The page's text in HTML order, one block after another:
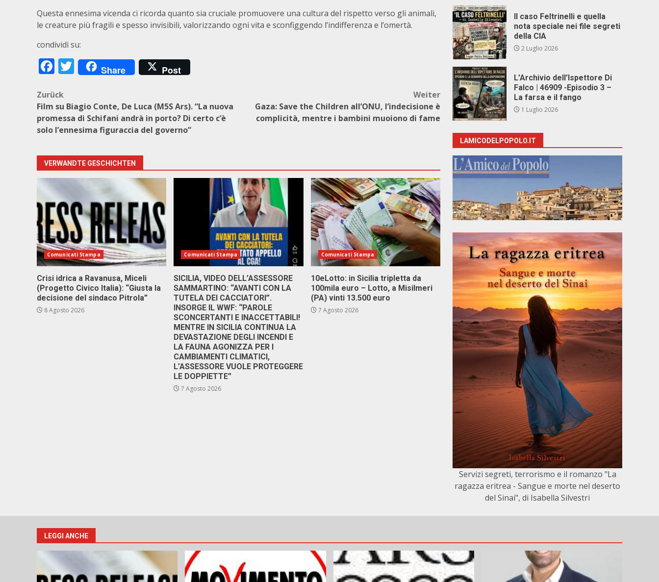
Questa ennesima vicenda ci ricorda quanto sia cruciale promuovere una cultura del rispetto verso gli animali,
le creature più fragili e spesso invisibili, valorizzando ogni vita e sconfiggendo l’indifferenza e l’omertà.
condividi su:
Facebook
Twitter
Share Post
Beitragsnavigation
Zurück
Film su Biagio Conte, De Luca (M5S Ars). “La nuova
promessa di Schifani andrà in porto? Di certo c’è
solo l’ennesima figuraccia del governo”
Weiter
Gaza: Save the Children all’ONU, l’indecisione è
complicità, mentre i bambini muoiono di fame
VERWANDTE GESCHICHTEN
Comunicati Stampa
Crisi idrica a Ravanusa, Miceli
(Progetto Civico Italia): “Giusta la
decisione del sindaco Pitrola”
8 Agosto 2026
Comunicati Stampa
SICILIA, VIDEO DELL’ASSESSORE
SAMMARTINO: “AVANTI CON LA
TUTELA DEI CACCIATORI”.
INSORGE IL WWF: “PAROLE
SCONCERTANTI E INACCETTABILI!
MENTRE IN SICILIA CONTINUA LA
DEVASTAZIONE DEGLI INCENDI E
LA FAUNA AGONIZZA PER I
CAMBIAMENTI CLIMATICI,
L’ASSESSORE VUOLE PROTEGGERE
LE DOPPIETTE”
7 Agosto 2026
Comunicati Stampa
10eLotto: in Sicilia tripletta da
100mila euro – Lotto, a Misilmeri
(PA) vinti 13.500 euro
7 Agosto 2026
Il caso Feltrinelli e quella
nota speciale nei file segreti
della CIA
2 Luglio 2026
L’Archivio dell’Ispettore Di
Falco | 46909 -Episodio 3 –
La farsa e il fango
1 Luglio 2026
LAMICODELPOPOLO.IT
Servizi segreti, terrorismo e il romanzo "La
ragazza eritrea - Sangue e morte nel deserto
del Sinai", di Isabella Silvestri
LEGGI ANCHE